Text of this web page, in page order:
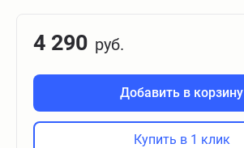
4 290 руб.
Добавить в корзину
Купить в 1 клик